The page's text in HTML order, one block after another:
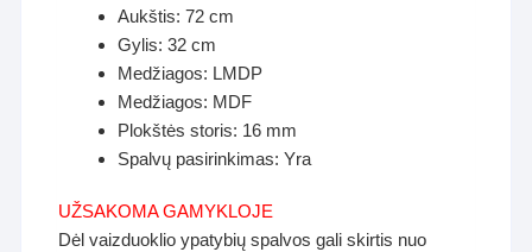
Aukštis: 72 cm
Gylis: 32 cm
Medžiagos: LMDP
Medžiagos: MDF
Plokštės storis: 16 mm
Spalvų pasirinkimas: Yra
UŽSAKOMA GAMYKLOJE
Dėl vaizduoklio ypatybių spalvos gali skirtis nuo